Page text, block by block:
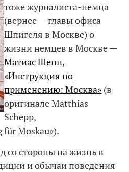
тоже журналиста-немца
(вернее — главы офиса
Шпигеля в Москве) о
жизни немцев в Москве —
Матиас Шепп,
«Инструкция по
применению: Москва» (в
оригинале Matthias
Schepp,
für Moskau»).
со стороны на жизнь в
и обычаи поведения